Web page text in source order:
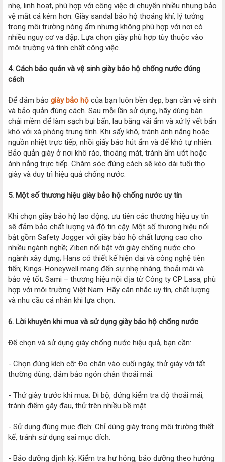
nhẹ, linh hoạt, phù hợp với công việc di chuyển nhiều nhưng bảo
vệ mắt cá kém hơn. Giày sandal bảo hộ thoáng khí, lý tưởng
trong môi trường nóng ẩm nhưng không phù hợp với nơi có
nhiều nguy cơ va đập. Lựa chọn giày phù hợp tùy thuộc vào
môi trường và tính chất công việc.
4. Cách bảo quản và vệ sinh giày bảo hộ chống nước đúng
cách
Để đảm bảo giày bảo hộ của bạn luôn bền đẹp, bạn cần vệ sinh
và bảo quản đúng cách. Sau mỗi lần sử dụng, hãy dùng bàn
chải mềm để làm sạch bụi bẩn, lau bằng vải ẩm và xử lý vết bẩn
khó với xà phòng trung tính. Khi sấy khô, tránh ánh nắng hoặc
nguồn nhiệt trực tiếp, nhồi giấy báo hút ẩm và để khô tự nhiên.
Bảo quản giày ở nơi khô ráo, thoáng mát, tránh ẩm ướt hoặc
ánh nắng trực tiếp. Chăm sóc đúng cách sẽ kéo dài tuổi thọ
giày và duy trì hiệu quả chống nước.
5. Một số thương hiệu giày bảo hộ chống nước uy tín
Khi chọn giày bảo hộ lao động, ưu tiên các thương hiệu uy tín
sẽ đảm bảo chất lượng và độ tin cậy. Một số thương hiệu nổi
bật gồm Safety Jogger với giày bảo hộ chất lượng cao cho
nhiều ngành nghề; Ziben nổi bật với giày chống nước cho
ngành xây dựng; Hans có thiết kế hiện đại và công nghệ tiên
tiến; Kings-Honeywell mang đến sự nhẹ nhàng, thoải mái và
bảo vệ tốt; Sami – thương hiệu nội địa từ Công ty CP Lasa, phù
hợp với môi trường Việt Nam. Hãy cân nhắc uy tín, chất lượng
và nhu cầu cá nhân khi lựa chọn.
6. Lời khuyên khi mua và sử dụng giày bảo hộ chống nước
Để chọn và sử dụng giày chống nước hiệu quả, bạn cần:
- Chọn đúng kích cỡ: Đo chân vào cuối ngày, thử giày với tất
thường dùng, đảm bảo ngón chân thoải mái.
- Thử giày trước khi mua: Đi bộ, đứng kiểm tra độ thoải mái,
tránh điểm gây đau, thử trên nhiều bề mặt.
- Sử dụng đúng mục đích: Chỉ dùng giày trong môi trường thiết
kế, tránh sử dụng sai mục đích.
- Bảo dưỡng định kỳ: Kiểm tra hư hỏng, bảo dưỡng theo hướng